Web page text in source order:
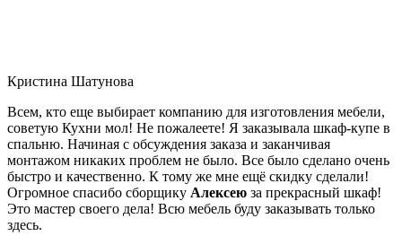
Кристина Шатунова
Всем, кто еще выбирает компанию для изготовления мебели,
советую Кухни мол! Не пожалеете! Я заказывала шкаф-купе в
спальню. Начиная с обсуждения заказа и заканчивая
монтажом никаких проблем не было. Все было сделано очень
быстро и качественно. К тому же мне ещё скидку сделали!
Огромное спасибо сборщику Алексею за прекрасный шкаф!
Это мастер своего дела! Всю мебель буду заказывать только
здесь.